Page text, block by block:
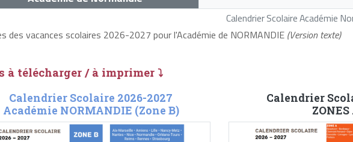
Calendrier Scolaire Académie
des vacances scolaires 2026-2027 pour l'Académie de NORMANDIE (Version texte)
à télécharger / à imprimer ⤵
Calendrier Scolaire 2026-2027
Académie NORMANDIE (Zone B)
Calendrier
ZONES